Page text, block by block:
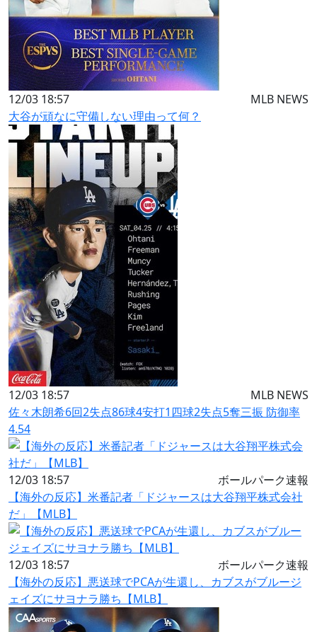
12/03 18:57
MLB NEWS
大谷が頑なに守備しない理由って何？
12/03 18:57
MLB NEWS
佐々木朗希6回2失点86球4安打1四球2失点5奪三振 防御率
4.54
12/03 18:57
ボールパーク速報
【海外の反応】米番記者「ドジャースは大谷翔平株式会社
だ」【MLB】
12/03 18:57
ボールパーク速報
【海外の反応】悪送球でPCAが生還し、カブスがブルージ
ェイズにサヨナラ勝ち【MLB】